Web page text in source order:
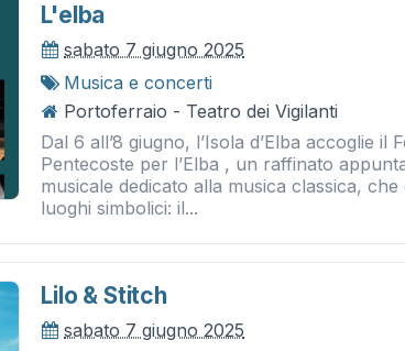
L'elba
sabato 7 giugno 2025
Musica e concerti
Portoferraio - Teatro dei Vigilanti
Dal 6 all’8 giugno, l’Isola d’Elba accoglie il
Pentecoste per l’Elba , un raffinato
musicale dedicato alla musica classica,
luoghi simbolici: il...
Lilo & Stitch
sabato 7 giugno 2025